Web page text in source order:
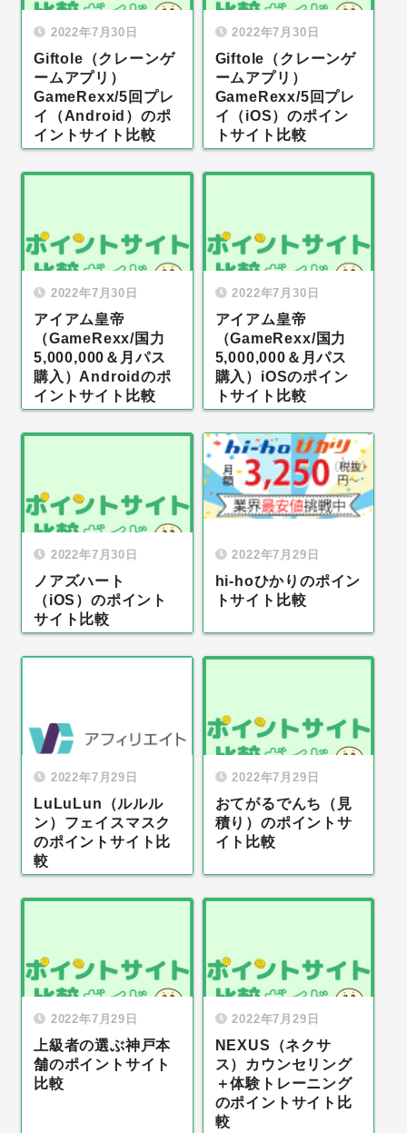
2022年7月30日
Giftole（クレーンゲ
ームアプリ）
GameRexx/5回プレ
イ（Android）のポ
イントサイト比較
2022年7月30日
Giftole（クレーンゲ
ームアプリ）
GameRexx/5回プレ
イ（iOS）のポイン
トサイト比較
2022年7月30日
アイアム皇帝
（GameRexx/国力
5,000,000＆月パス
購入）Androidのポ
イントサイト比較
2022年7月30日
アイアム皇帝
（GameRexx/国力
5,000,000＆月パス
購入）iOSのポイン
トサイト比較
2022年7月30日
ノアズハート
（iOS）のポイント
サイト比較
2022年7月29日
hi-hoひかりのポイン
トサイト比較
2022年7月29日
LuLuLun（ルルル
ン）フェイスマスク
のポイントサイト比
較
2022年7月29日
おてがるでんち（見
積り）のポイントサ
イト比較
2022年7月29日
上級者の選ぶ神戸本
舗のポイントサイト
比較
2022年7月29日
NEXUS（ネクサ
ス）カウンセリング
＋体験トレーニング
のポイントサイト比
較